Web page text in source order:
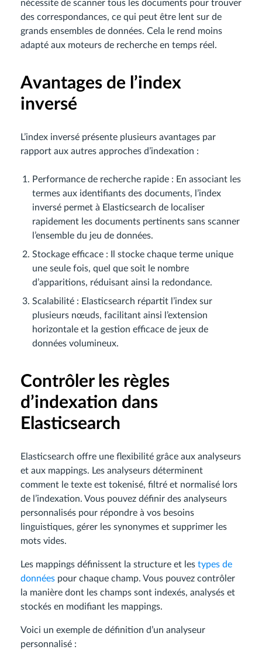
nécessite de scanner tous les documents pour trouver
des correspondances, ce qui peut être lent sur de
grands ensembles de données. Cela le rend moins
adapté aux moteurs de recherche en temps réel.
Avantages de l’index
inversé
L’index inversé présente plusieurs avantages par
rapport aux autres approches d’indexation :
Performance de recherche rapide : En associant les
termes aux identifiants des documents, l’index
inversé permet à Elasticsearch de localiser
rapidement les documents pertinents sans scanner
l’ensemble du jeu de données.
Stockage efficace : Il stocke chaque terme unique
une seule fois, quel que soit le nombre
d’apparitions, réduisant ainsi la redondance.
Scalabilité : Elasticsearch répartit l’index sur
plusieurs nœuds, facilitant ainsi l’extension
horizontale et la gestion efficace de jeux de
données volumineux.
Contrôler les règles
d’indexation dans
Elasticsearch
Elasticsearch offre une flexibilité grâce aux analyseurs
et aux mappings. Les analyseurs déterminent
comment le texte est tokenisé, filtré et normalisé lors
de l’indexation. Vous pouvez définir des analyseurs
personnalisés pour répondre à vos besoins
linguistiques, gérer les synonymes et supprimer les
mots vides.
Les mappings définissent la structure et les types de
données pour chaque champ. Vous pouvez contrôler
la manière dont les champs sont indexés, analysés et
stockés en modifiant les mappings.
Voici un exemple de définition d’un analyseur
personnalisé :